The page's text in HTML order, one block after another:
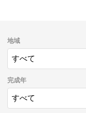
地域
完成年